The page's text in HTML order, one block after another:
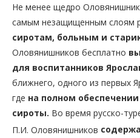
Не менее щедро
самым незащищенным слоям
сиротам, больным и
Оловянишников бесплатно
для воспитанников
ближнего, одного из первых
где на полном
сироты. Во время русско-
П.И. Оловянишников